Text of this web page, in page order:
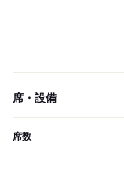
席・設備
席数